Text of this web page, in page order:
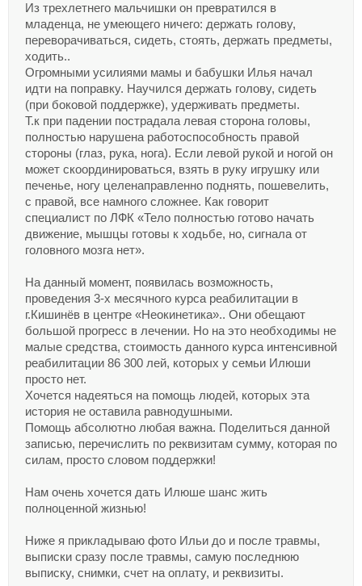
Из трехлетнего мальчишки он превратился в
младенца, не умеющего ничего: держать голову,
переворачиваться, сидеть, стоять, держать предметы,
ходить..
Огромными усилиями мамы и бабушки Илья начал
идти на поправку. Научился держать голову, сидеть
(при боковой поддержке), удерживать предметы.
Т.к при падении пострадала левая сторона головы,
полностью нарушена работоспособность правой
стороны (глаз, рука, нога). Если левой рукой и ногой он
может скоординироваться, взять в руку игрушку или
печенье, ногу целенаправленно поднять, пошевелить,
с правой, все намного сложнее. Как говорит
специалист по ЛФК «Тело полностью готово начать
движение, мышцы готовы к ходьбе, но, сигнала от
головного мозга нет».
На данный момент, появилась возможность,
проведения 3-х месячного курса реабилитации в
г.Кишинёв в центре «Неокинетика».. Они обещают
большой прогресс в лечении. Но на это необходимы не
малые средства, стоимость данного курса интенсивной
реабилитации 86 300 лей, которых у семьи Илюши
просто нет.
Хочется надеяться на помощь людей, которых эта
история не оставила равнодушными.
Помощь абсолютно любая важна. Поделиться данной
записью, перечислить по реквизитам сумму, которая по
силам, просто словом поддержки!
Нам очень хочется дать Илюше шанс жить
полноценной жизнью!
Ниже я прикладываю фото Ильи до и после травмы,
выписки сразу после травмы, самую последнюю
выписку, снимки, счет на оплату, и реквизиты.